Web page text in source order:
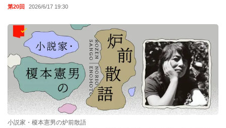
第20回 2026/6/17 19:30
小説家・榎本憲男の炉前散語